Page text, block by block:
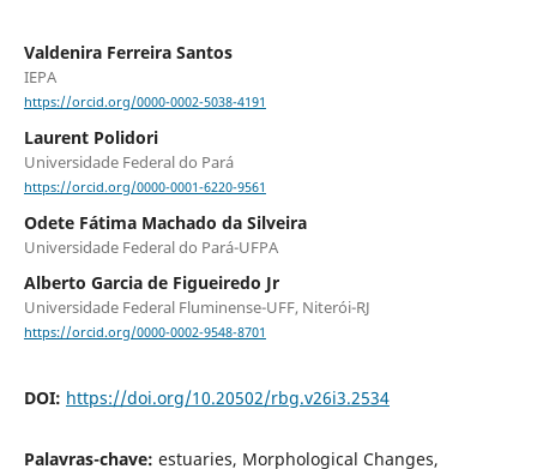
Valdenira Ferreira Santos
IEPA
https://orcid.org/0000-0002-5038-4191
Laurent Polidori
Universidade Federal do Pará
https://orcid.org/0000-0001-6220-9561
Odete Fátima Machado da Silveira
Universidade Federal do Pará-UFPA
Alberto Garcia de Figueiredo Jr
Universidade Federal Fluminense-UFF, Niterói-RJ
https://orcid.org/0000-0002-9548-8701
DOI: https://doi.org/10.20502/rbg.v26i3.2534
Palavras-chave: estuaries, Morphological Changes,